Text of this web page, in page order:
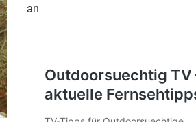
an